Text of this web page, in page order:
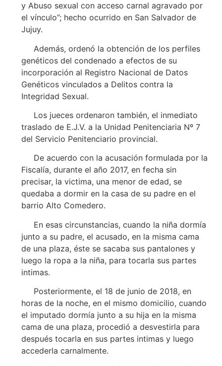
y Abuso sexual con acceso carnal agravado por
el vínculo”; hecho ocurrido en San Salvador de
Jujuy.
Además, ordenó la obtención de los perfiles
genéticos del condenado a efectos de su
incorporación al Registro Nacional de Datos
Genéticos vinculados a Delitos contra la
Integridad Sexual.
Los jueces ordenaron también, el inmediato
traslado de E.J.V. a la Unidad Penitenciaria Nº 7
del Servicio Penitenciario provincial.
De acuerdo con la acusación formulada por la
Fiscalía, durante el año 2017, en fecha sin
precisar, la victima, una menor de edad, se
quedaba a dormir en la casa de su padre en el
barrio Alto Comedero.
En esas circunstancias, cuando la niña dormía
junto a su padre, el acusado, en la misma cama
de una plaza, éste se sacaba sus pantalones y
luego la ropa a la niña, para tocarla sus partes
intimas.
Posteriormente, el 18 de junio de 2018, en
horas de la noche, en el mismo domicilio, cuando
el imputado dormía junto a su hija en la misma
cama de una plaza, procedió a desvestirla para
después tocarla en sus partes intimas y luego
accederla carnalmente.